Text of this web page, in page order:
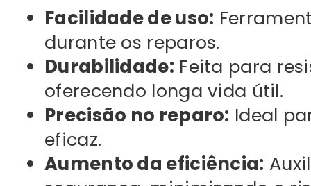
Facilidade de uso:
durante os reparos.
Durabilidade: Feita para
oferecendo longa vida útil.
Precisão no reparo: Ideal
eficaz.
Aumento da eficiência: